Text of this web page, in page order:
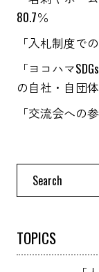
80.7％
「入札制度で
「ヨコハマ
の自社・自団
「交流会への
Search
TOPICS